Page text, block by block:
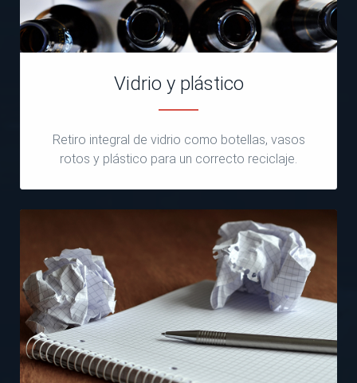
Vidrio y plástico
Retiro integral de vidrio como botellas, vasos
rotos y plástico para un correcto reciclaje.